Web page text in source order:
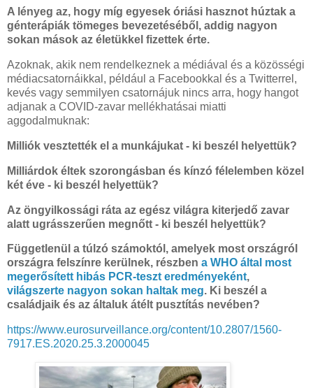
A lényeg az, hogy míg egyesek óriási hasznot húztak a
génterápiák tömeges bevezetéséből, addig nagyon
sokan mások az életükkel fizettek érte.
Azoknak, akik nem rendelkeznek a médiával és a közösségi
médiacsatornáikkal, például a Facebookkal és a Twitterrel,
kevés vagy semmilyen csatornájuk nincs arra, hogy hangot
adjanak a COVID-zavar mellékhatásai miatti
aggodalmuknak:
Milliók vesztették el a munkájukat - ki beszél helyettük?
Milliárdok éltek szorongásban és kínzó félelemben közel
két éve - ki beszél helyettük?
Az öngyilkossági ráta az egész világra kiterjedő zavar
alatt ugrásszerűen megnőtt - ki beszél helyettük?
Függetlenül a túlzó számoktól, amelyek most országról
országra felszínre kerülnek, részben a WHO által most
megerősített hibás PCR-teszt eredményeként,
világszerte nagyon sokan haltak meg. Ki beszél a
családjaik és az általuk átélt pusztítás nevében?
https://www.eurosurveillance.org/content/10.2807/1560-
7917.ES.2020.25.3.2000045